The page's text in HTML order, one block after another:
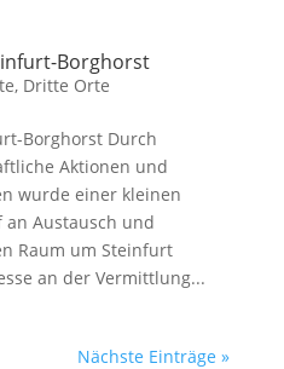
Borghorst
, Dritte Orte
Borghorst Durch
Aktionen und
wurde einer kleinen
Austausch und
Raum um Steinfurt
an der Vermittlung...
Nächste Einträge »